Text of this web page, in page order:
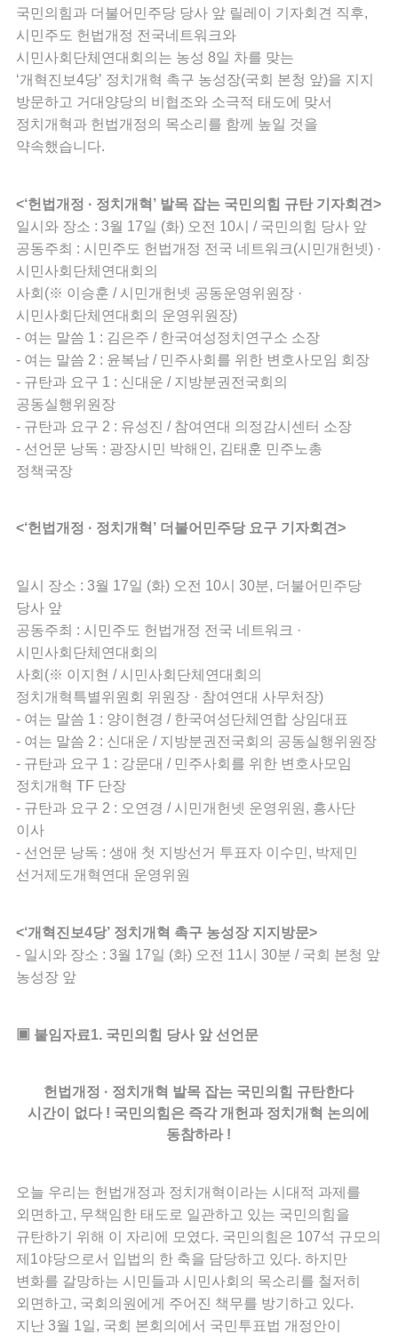
국민의힘과 더불어민주당 당사 앞 릴레이 기자회견 직후,
시민주도 헌법개정 전국네트워크와
시민사회단체연대회의는 농성 8일 차를 맞는
‘개혁진보4당’ 정치개혁 촉구 농성장(국회 본청 앞)을 지지
방문하고 거대양당의 비협조와 소극적 태도에 맞서
정치개혁과 헌법개정의 목소리를 함께 높일 것을
약속했습니다.
<‘헌법개정 · 정치개혁’ 발목 잡는 국민의힘 규탄 기자회견>
일시와 장소 : 3월 17일 (화) 오전 10시 / 국민의힘 당사 앞
공동주최 : 시민주도 헌법개정 전국 네트워크(시민개헌넷) ·
시민사회단체연대회의
사회(※ 이승훈 / 시민개헌넷 공동운영위원장 ·
시민사회단체연대회의 운영위원장)
- 여는 말씀 1 : 김은주 / 한국여성정치연구소 소장
- 여는 말씀 2 : 윤복남 / 민주사회를 위한 변호사모임 회장
- 규탄과 요구 1 : 신대운 / 지방분권전국회의
공동실행위원장
- 규탄과 요구 2 : 유성진 / 참여연대 의정감시센터 소장
- 선언문 낭독 : 광장시민 박해인, 김태훈 민주노총
정책국장
<‘헌법개정 · 정치개혁’ 더불어민주당 요구 기자회견>
일시 장소 : 3월 17일 (화) 오전 10시 30분, 더불어민주당
당사 앞
공동주최 : 시민주도 헌법개정 전국 네트워크 ·
시민사회단체연대회의
사회(※ 이지현 / 시민사회단체연대회의
정치개혁특별위원회 위원장 · 참여연대 사무처장)
- 여는 말씀 1 : 양이현경 / 한국여성단체연합 상임대표
- 여는 말씀 2 : 신대운 / 지방분권전국회의 공동실행위원장
- 규탄과 요구 1 : 강문대 / 민주사회를 위한 변호사모임
정치개혁 TF 단장
- 규탄과 요구 2 : 오연경 / 시민개헌넷 운영위원, 흥사단
이사
- 선언문 낭독 : 생애 첫 지방선거 투표자 이수민, 박제민
선거제도개혁연대 운영위원
<‘개혁진보4당’ 정치개혁 촉구 농성장 지지방문>
- 일시와 장소 : 3월 17일 (화) 오전 11시 30분 / 국회 본청 앞
농성장 앞
▣ 붙임자료1. 국민의힘 당사 앞 선언문
헌법개정 · 정치개혁 발목 잡는 국민의힘 규탄한다
시간이 없다 ! 국민의힘은 즉각 개헌과 정치개혁 논의에
동참하라 !
오늘 우리는 헌법개정과 정치개혁이라는 시대적 과제를
외면하고, 무책임한 태도로 일관하고 있는 국민의힘을
규탄하기 위해 이 자리에 모였다. 국민의힘은 107석 규모의
제1야당으로서 입법의 한 축을 담당하고 있다. 하지만
변화를 갈망하는 시민들과 시민사회의 목소리를 철저히
외면하고, 국회의원에게 주어진 책무를 방기하고 있다.
지난 3월 1일, 국회 본회의에서 국민투표법 개정안이